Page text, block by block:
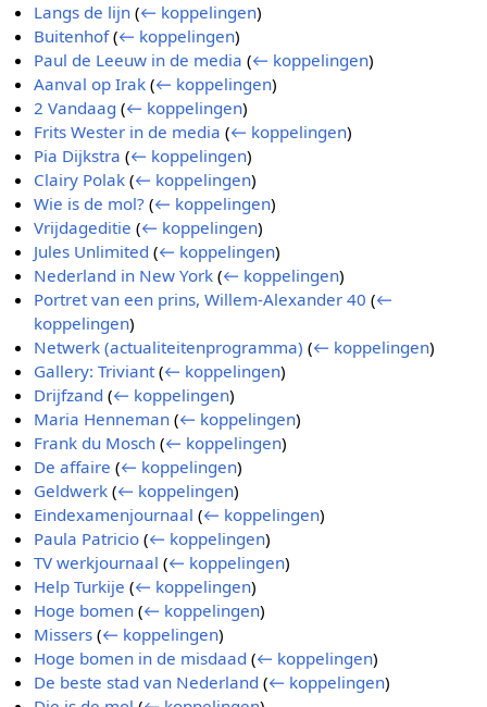
Langs de lijn (← koppelingen)
Buitenhof (← koppelingen)
Paul de Leeuw in de media (← koppelingen)
Aanval op Irak (← koppelingen)
2 Vandaag (← koppelingen)
Frits Wester in de media (← koppelingen)
Pia Dijkstra (← koppelingen)
Clairy Polak (← koppelingen)
Wie is de mol? (← koppelingen)
Vrijdageditie (← koppelingen)
Jules Unlimited (← koppelingen)
Nederland in New York (← koppelingen)
Portret van een prins, Willem-Alexander 40 (←
koppelingen)
Netwerk (actualiteitenprogramma) (← koppelingen)
Gallery: Triviant (← koppelingen)
Drijfzand (← koppelingen)
Maria Henneman (← koppelingen)
Frank du Mosch (← koppelingen)
De affaire (← koppelingen)
Geldwerk (← koppelingen)
Eindexamenjournaal (← koppelingen)
Paula Patricio (← koppelingen)
TV werkjournaal (← koppelingen)
Help Turkije (← koppelingen)
Hoge bomen (← koppelingen)
Missers (← koppelingen)
Hoge bomen in de misdaad (← koppelingen)
De beste stad van Nederland (← koppelingen)